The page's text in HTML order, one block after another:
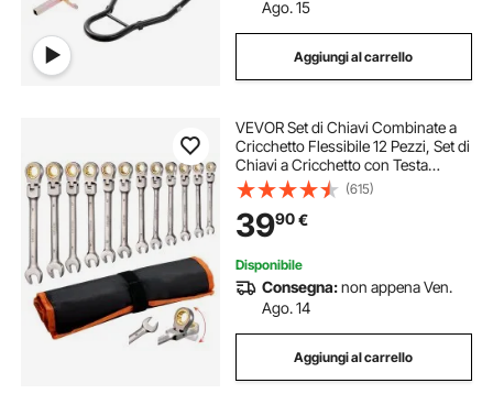
Ago. 15
Aggiungi al carrello
VEVOR Set di Chiavi Combinate a
Cricchetto Flessibile 12 Pezzi, Set di
Chiavi a Cricchetto con Testa
Snodata, Metriche da 8 mm a 19
mm, 72 Denti, in Acciaio al Cromo
Vanadio, Custodia Arrotolabile
(615)
3990€
Disponibile
Consegna:non appena Ven.
Ago. 14
Aggiungi al carrello